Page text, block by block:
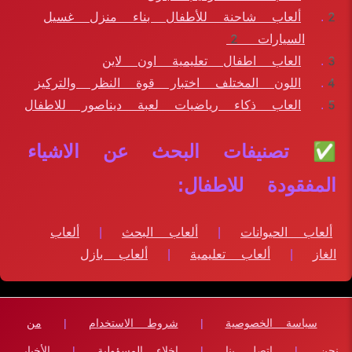
ألعاب شاحنة للأطفال بناء منزل غسيل
السيارات 2
العاب اطفال تعليمية اون لاين
اللون المختلف اختبار قوة النظر والتركيز
العاب ذكاء رياضيات لعبة ديناصور للاطفال
✅ تصنيفات البحث عن الاشياء
المفقودة للاطفال:
ألعاب الحيوانات | ألعاب البحث |
ألعاب
الغاز
| ألعاب تعليمية | ألعاب بازل
سياسة الخصوصية | شروط الاستخدام | من